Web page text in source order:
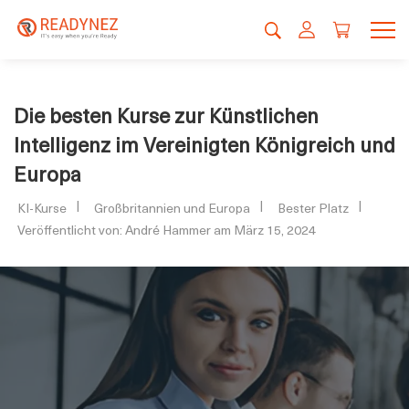
Die besten Kurse zur Künstlichen
Intelligenz im Vereinigten Königreich und
Europa
KI-Kurse Großbritannien und Europa
Bester Platz
Veröffentlicht von: André Hammer am März 15, 2024